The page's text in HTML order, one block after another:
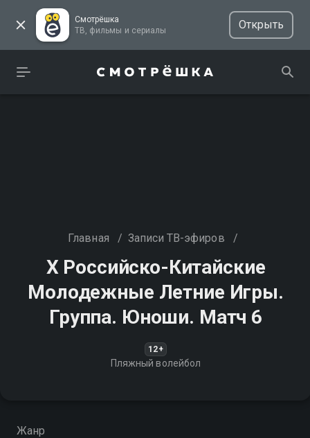
Смотрёшка
ТВ, фильмы и сериалы
Открыть
Главная / Записи ТВ-эфиров /
Х Российско-Китайские
Молодежные Летние Игры.
Группа. Юноши. Матч 6
12+
Пляжный волейбол
Жанр